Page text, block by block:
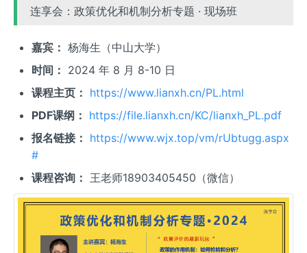
连享会：政策优化和机制分析专题 · 现场班
嘉宾： 杨海生（中山大学）
时间： 2024 年 8 月 8-10 日
课程主页： https://www.lianxh.cn/PL.html
PDF课纲： https://file.lianxh.cn/KC/lianxh_PL.pdf
报名链接： https://www.wjx.top/vm/rUbtugg.aspx
#
课程咨询： 王老师18903405450（微信）